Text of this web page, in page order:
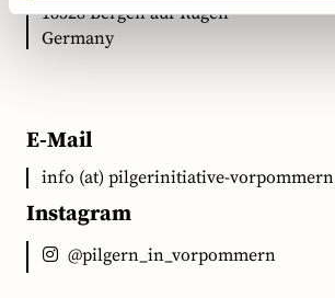
18528 Bergen auf Rügen
Germany
E-Mail
info (at) pilgerinitiative-
Instagram
@pilgern_in_vorpommern